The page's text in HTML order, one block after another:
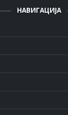
НАВИГАЦИЈА